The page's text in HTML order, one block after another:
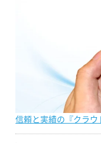
信頼と実績の『クラウ